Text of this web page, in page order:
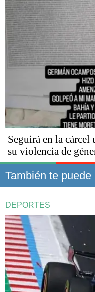
Seguirá en la
su violencia de
También te puede
DEPORTES